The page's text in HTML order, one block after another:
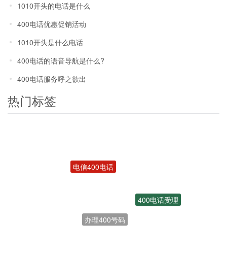
1010开头的电话是什么
400电话优惠促销活动
1010开头是什么电话
400电话的语音导航是什么?
400电话服务呼之欲出
热门标签
400电话受理